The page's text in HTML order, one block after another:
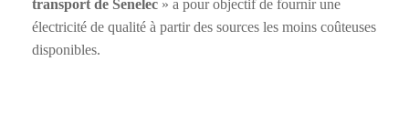
transport de Senelec » a pour objectif de fournir une
électricité de qualité à partir des sources les moins coûteuses
disponibles.